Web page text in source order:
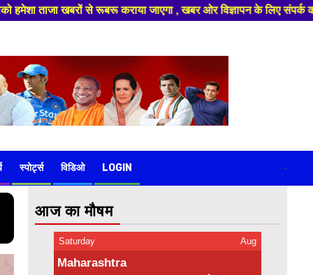
, खबर ओर विज्ञापन के लिए संपर्क करे 9974940324 8955950335
स्पोर्ट्स विडिओ LOGIN -
आज का मौषम
Saturday Aug
Maharashtra